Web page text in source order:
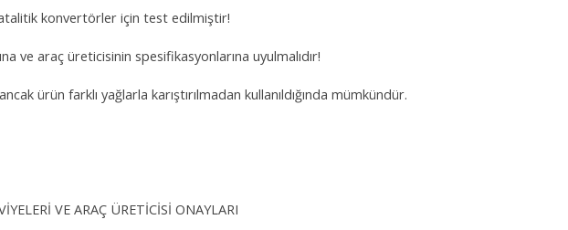
konvertörler için test edilmiştir!
ve araç üreticisinin spesifikasyonlarına uyulmalıdır!
ürün farklı yağlarla karıştırılmadan kullanıldığında mümkündür.
VE ARAÇ ÜRETİCİSİ ONAYLARI